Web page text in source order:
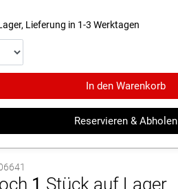
Lieferung in 1-3 Werktagen
In den Warenkorb
Reservieren & Abholen
1 Stück auf Lager